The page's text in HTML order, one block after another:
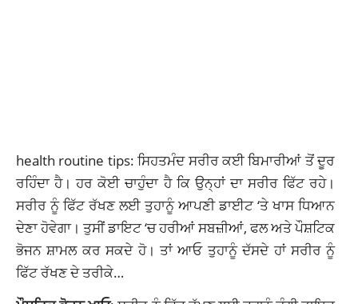
health routine tips: ਸਿਹਤਮੰਦ ਸਰੀਰ ਕਈ ਬਿਮਾਰੀਆਂ ਤੋਂ ਦੂਰ
ਰਹਿੰਦਾ ਹੈ। ਹਰ ਕੋਈ ਚਾਹੁੰਦਾ ਹੈ ਕਿ ਉਨ੍ਹਾਂ ਦਾ ਸਰੀਰ ਫਿੱਟ ਰਹੇ।
ਸਰੀਰ ਨੂੰ ਫਿੱਟ ਰੱਖਣ ਲਈ ਤੁਹਾਨੂੰ ਆਪਣੀਡਾਈਟ ‘ਤੇ ਖਾਸ ਧਿਆਨ
ਦੇਣਾ ਹੋਵੇਗਾ। ਤੁਸੀਂਡਾਇਟ ‘ਚ ਹਰੀਆਂ ਸਬਜ਼ੀਆਂ, ਫਲ ਅਤੇ ਪੌਸ਼ਟਿਕ
ਭੋਜਨ ਸ਼ਾਮਲ ਕਰ ਸਕਦੇ ਹੋ। ਤਾਂ ਆਓ ਤੁਹਾਨੂੰ ਦੱਸਦੇ ਹਾਂ ਸਰੀਰ ਨੂੰ
ਫਿੱਟ ਰੱਖਣ ਦੇ ਤਰੀਕੇ…